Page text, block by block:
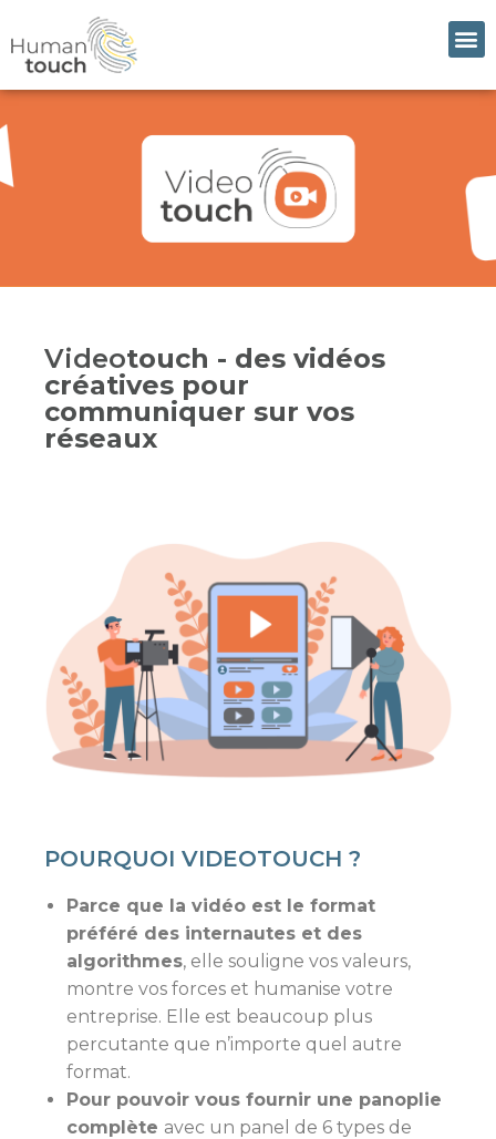
Videotouch - des vidéos
créatives pour
communiquer sur vos
réseaux
POURQUOI VIDEOTOUCH ?
Parce que la vidéo est le format
préféré des internautes et des
algorithmes, elle souligne vos valeurs,
montre vos forces et humanise votre
entreprise. Elle est beaucoup plus
percutante que n’importe quel autre
format.
Pour pouvoir vous fournir une panoplie
complète avec un panel de 6 types de